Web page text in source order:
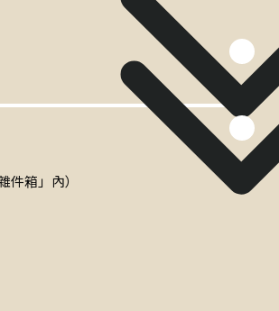
箱」內）